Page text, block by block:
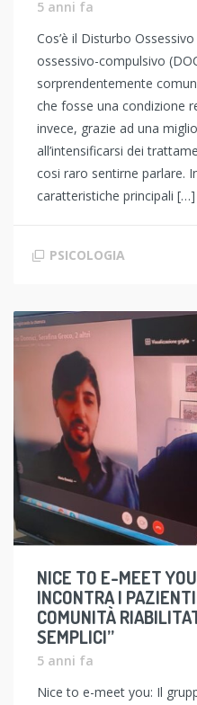
5 anni fa
Cos’è il Disturbo
ossessivo-compulsivo
sorprendentemente
che fosse una condizione
invece, grazie ad una
all’intensificarsi dei
cosi raro sentirne parlare.
caratteristiche principali […]
PSICOLOGIA
NICE TO E-MEET
INCONTRA I
COMUNITÀ
SEMPLICI”
5 anni fa
Nice to e-meet you: Il